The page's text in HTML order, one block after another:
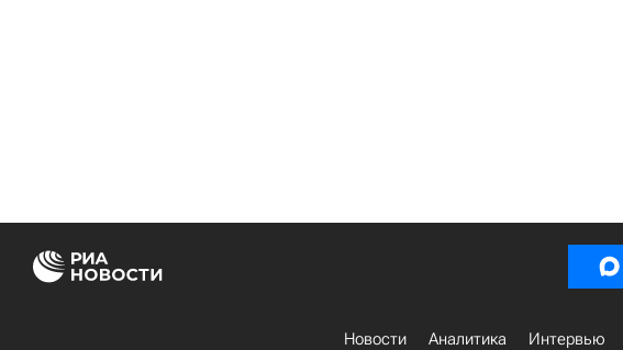
Новости Аналитика Интервью